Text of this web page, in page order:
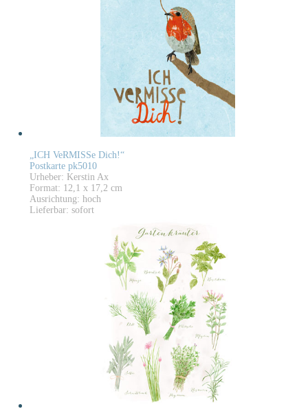
„ICH VeRMISSe Dich!“
Postkarte pk5010
Urheber: Kerstin Ax
Format: 12,1 x 17,2 cm
Ausrichtung: hoch
Lieferbar: sofort